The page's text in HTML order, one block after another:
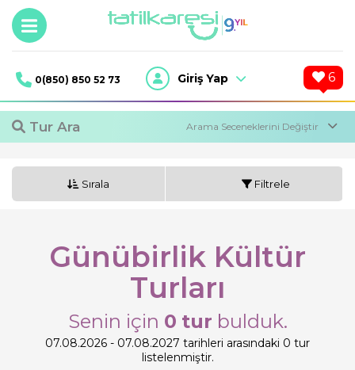
0(850) 850 52 73 Giriş Yap 6
Tur Ara
Tur Ara
Sırala Filtrele
Günübirlik Kültür
Turları
Senin için 0 tur bulduk.
07.08.2026 - 07.08.2027 tarihleri arasındaki 0 tur
listelenmiştir.